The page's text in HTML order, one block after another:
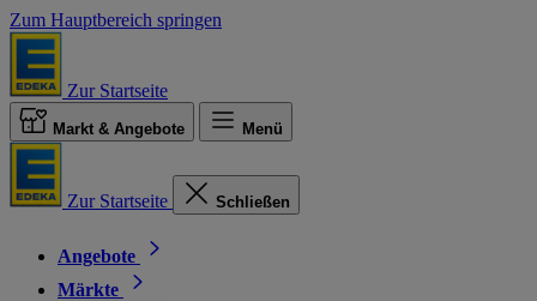
Zum Hauptbereich springen
Zur Startseite
Markt & Angebote Menü
Zur Startseite Schließen
Angebote
Märkte